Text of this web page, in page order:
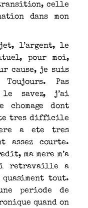
transition, celle
dans mon
l’argent, le
pour moi,
cause, je suis
Pas
le savez, j’ai
chomage dont
ete tres difficile
a ete tres
assez courte.
ma mere m’a
retravaille a
quasiment tout.
periode de
quand on